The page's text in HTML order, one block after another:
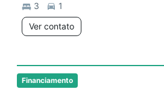
Financiamento
3
1
Ver contato